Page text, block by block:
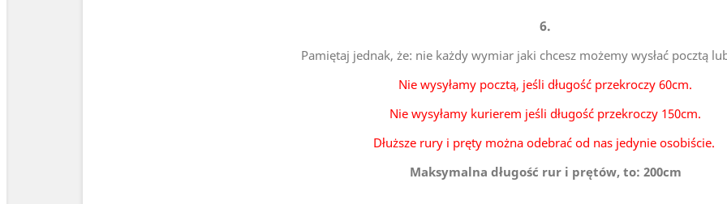
6.
Pamiętaj jednak, że: nie każdy wymiar jaki chcesz możemy wysłać pocztą
Nie wysyłamy pocztą, jeśli długość przekroczy 60cm.
Nie wysyłamy kurierem jeśli długość przekroczy 150cm.
Dłuższe rury i pręty można odebrać od nas jedynie osobiście.
Maksymalna długość rur i prętów, to: 200cm